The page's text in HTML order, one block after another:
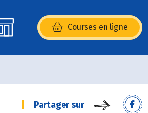
Courses en ligne
(s’ouvre dans une nouvelle
Partager sur